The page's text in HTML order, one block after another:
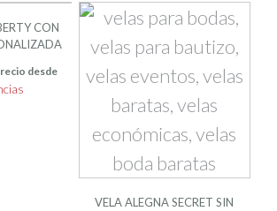
CON
desde
VELA ALEGNA SECRET SIN